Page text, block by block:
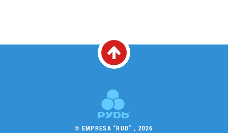
© EMPRESA “RUD” , 2026